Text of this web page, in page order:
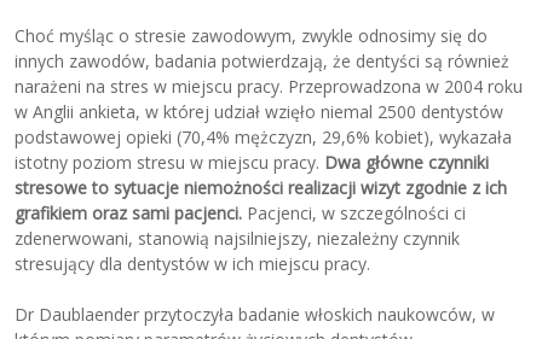
Choć myśląc o stresie zawodowym, zwykle odnosimy się do
innych zawodów, badania potwierdzają, że dentyści są również
narażeni na stres w miejscu pracy. Przeprowadzona w 2004 roku
w Anglii ankieta, w której udział wzięło niemal 2500 dentystów
podstawowej opieki (70,4% mężczyzn, 29,6% kobiet), wykazała
istotny poziom stresu w miejscu pracy. Dwa główne czynniki
stresowe to sytuacje niemożności realizacji wizyt zgodnie z ich
grafikiem oraz sami pacjenci. Pacjenci, w szczególności ci
zdenerwowani, stanowią najsilniejszy, niezależny czynnik
stresujący dla dentystów w ich miejscu pracy.
Dr Daublaender przytoczyła badanie włoskich naukowców, w